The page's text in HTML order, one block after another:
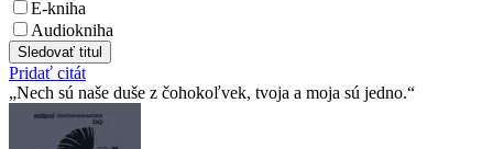
E-kniha
Audiokniha
Sledovať titul
Pridať citát
Nech sú naše duše z čohokoľvek, tvoja a moja sú jedno.